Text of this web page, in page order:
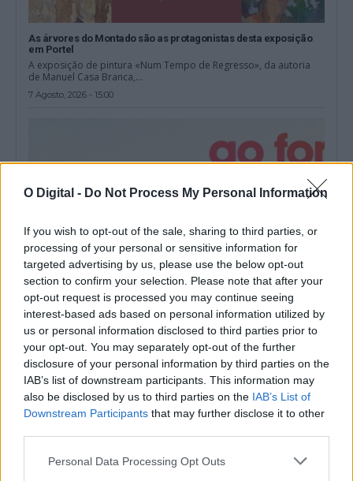
O Digital - Do Not Process My Personal Information
If you wish to opt-out of the sale, sharing to third parties, or
processing of your personal or sensitive information for
targeted advertising by us, please use the below opt-out
section to confirm your selection. Please note that after your
opt-out request is processed you may continue seeing
interest-based ads based on personal information utilized by
us or personal information disclosed to third parties prior to
your opt-out. You may separately opt-out of the further
disclosure of your personal information by third parties on the
IAB’s list of downstream participants. This information may
also be disclosed by us to third parties on the IAB’s List of
Downstream Participants that may further disclose it to other
Personal Data Processing Opt Outs
As árvores do Montado são as protagonistas desta exposição
em Portel
A exposição de pintura «Num Tempo de Regresso», da autoria
de Manuel Casa Branca,...
7 Agosto, 2026 - 15:00
Évora acolhe edição de 2026 do Summit GO4TRAVEL
Évora vai receber o Summit GO4TRAVEL 2026 entre os dias 13 e
15 de...
6 Agosto, 2026 - 15:28